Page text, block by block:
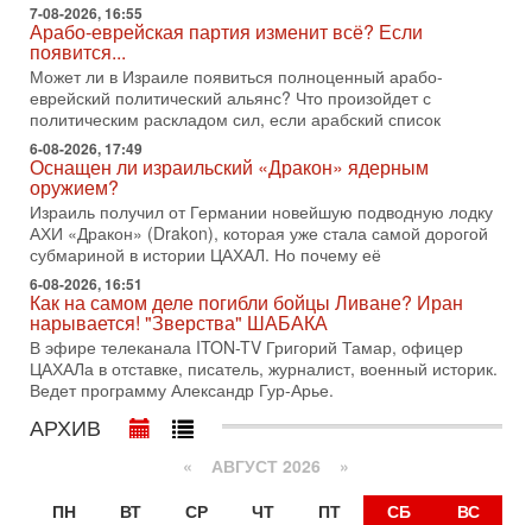
«Русский голос» Израиля: кто заберет его на этот
раз?
Голоса русскоязычных репатриантов не раз кардинально
меняли политический ландшафт Израиля. Достаточно
вспомнить взлет партии «Исраэль ба-алия», когда
31-07-2026, 17:00
Тайны закрытых дверей: о чём на самом деле
молчат Трамп и Нетаньяху?
Недавний визит премьер-министра Израиля Биньямина
Нетаньяху в США и его встреча с Дональдом Трампом
оставили больше вопросов, чем ответов. Полная
31-07-2026, 15:18
Иран готовит покушение на Нетаниягу! Трамп не
хочет эскалации, но КСИР готовит взрыв!
В эфире телеканала ITON-TV СЕРГЕЙ МИГДАЛЬ, эксперт
по вопросам безопасности, офицер запаса
Международного управления полиции Израиля, автор
31-07-2026, 09:02
Битва за разоружение ХАМАСа - НОВОСТИ
достижении исторического соглашения о полном
7-08-2026, 16:55
Арабо-еврейская партия изменит всё? Если
появится...
Может ли в Израиле появиться полноценный арабо-
еврейский политический альянс? Что произойдет с
политическим раскладом сил, если арабский список
6-08-2026, 17:49
Оснащен ли израильский «Дракон» ядерным
оружием?
Израиль получил от Германии новейшую подводную лодку
АХИ «Дракон» (Drakon), которая уже стала самой дорогой
субмариной в истории ЦАХАЛ. Но почему её
6-08-2026, 16:51
Как на самом деле погибли бойцы Ливане? Иран
нарывается! "Зверства" ШАБАКА
В эфире телеканала ITON-TV Григорий Тамар, офицер
ЦАХАЛа в отставке, писатель, журналист, военный историк.
Ведет программу Александр Гур-Арье.
АРХИВ
« АВГУСТ 2026 »
ПН
ВТ СР ЧТ ПТ СБ
ВС